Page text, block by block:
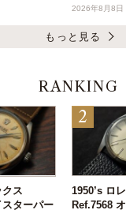
2026年8月8日
もっと見る
RANKING
クス
スターパー
1950’s ロ
Ref.7568